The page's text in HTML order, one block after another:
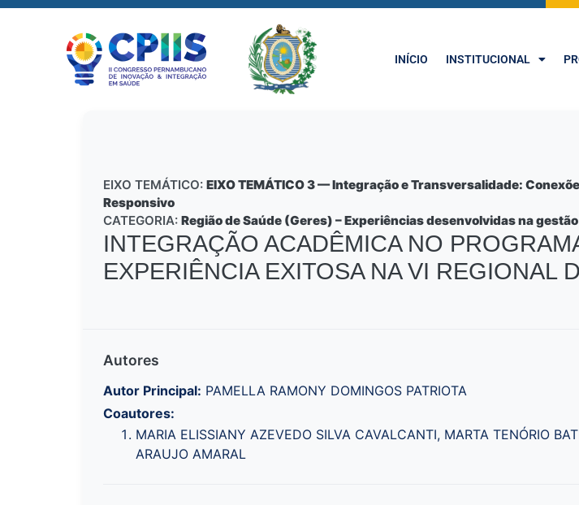
INÍCIO INSTITUCIONAL
EIXO TEMÁTICO: EIXO TEMÁTICO 3 — Integração e Transversalidade:
Responsivo
CATEGORIA: Região de Saúde (Geres) – Experiências desenvolvidas na
INTEGRAÇÃO ACADÊMICA NO
EXPERIÊNCIA EXITOSA NA VI REGIONAL
Autores
Autor Principal: PAMELLA RAMONY DOMINGOS PATRIOTA
Coautores:
MARIA ELISSIANY AZEVEDO SILVA CAVALCANTI, MARTA TENÓRIO
ARAUJO AMARAL